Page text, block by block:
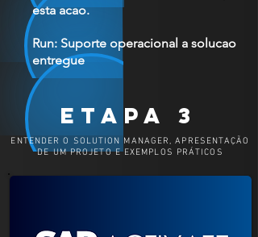
esta acao.
Run: Suporte operacional a solucao
entregue
etapa 3
ENTENDER O SOLUTION MANAGER, APRESENTAÇÃO
DE UM PROJETO E EXEMPLOS PRÁTICOS